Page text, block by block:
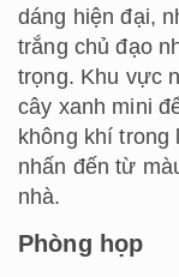
dáng hiện đại,
trắng chủ đạo
trọng. Khu vực
cây xanh mini
không khí trong
nhấn đến từ
nhà.
Phòng họp